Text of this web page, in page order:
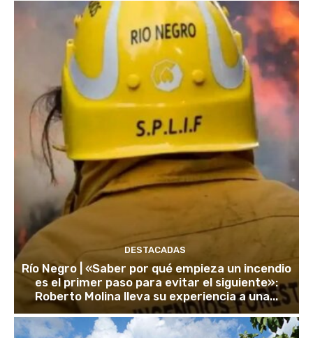
DESTACADAS
Río Negro | «Saber por qué empieza un incendio
es el primer paso para evitar el siguiente»:
Roberto Molina lleva su experiencia a una...